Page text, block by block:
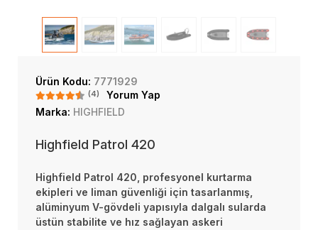
Ürün Kodu: 7771929
(4)
Yorum Yap
Marka: HIGHFIELD
Highfield Patrol 420
Highfield Patrol 420, profesyonel kurtarma
ekipleri ve liman güvenliği için tasarlanmış,
alüminyum V-gövdeli yapısıyla dalgalı sularda
üstün stabilite ve hız sağlayan askeri